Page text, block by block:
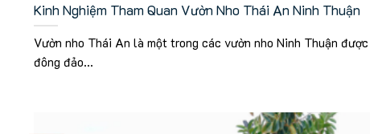
Kinh Nghiệm Tham Quan Vườn Nho Thái An Ninh Thuận
Vườn nho Thái An là một trong các vườn nho Ninh Thuận được
đông đảo...